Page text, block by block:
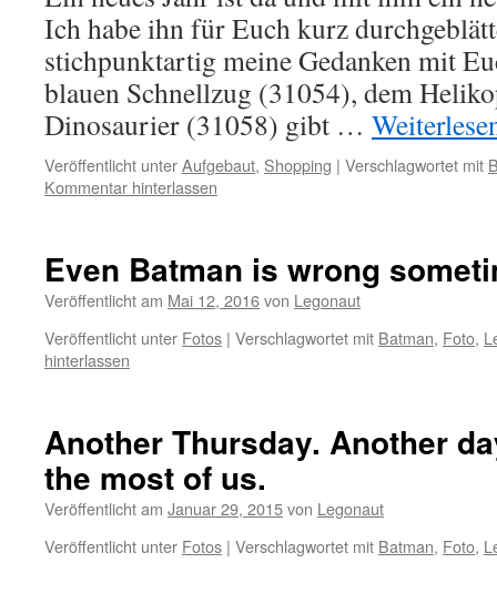
Ich habe ihn für Euch kurz
stichpunktartig meine Gedanken mit
blauen Schnellzug (31054), dem
Dinosaurier (31058) gibt …
Veröffentlicht unterAufgebaut, Shopping | Verschlagwortet mit
Kommentar hinterlassen
Even Batman is wrong
Veröffentlicht am Mai 12, 2016von Legonaut
Veröffentlicht unter Fotos | Verschlagwortet mit Batman, Foto,
hinterlassen
Another Thursday. Another
the most of us.
Veröffentlicht am Januar 29, 2015von Legonaut
Veröffentlicht unter Fotos | Verschlagwortet mit Batman, Foto,